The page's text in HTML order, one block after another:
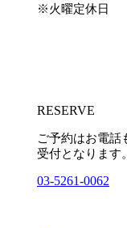
※火曜定休日
RESERVE
ご予約はお電話
受付となります。
03-5261-0062